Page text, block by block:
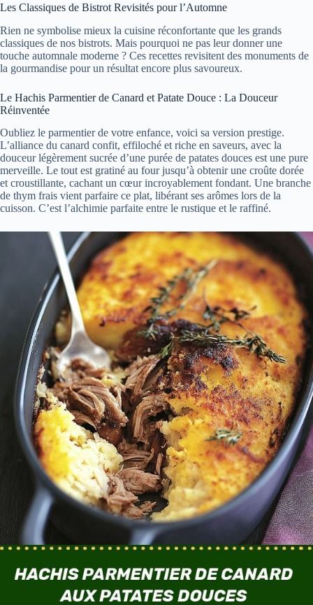
Les Classiques de Bistrot Revisités pour l’Automne
Rien ne symbolise mieux la cuisine réconfortante que les grands
classiques de nos bistrots. Mais pourquoi ne pas leur donner une
touche automnale moderne ? Ces recettes revisitent des monuments de
la gourmandise pour un résultat encore plus savoureux.
Le Hachis Parmentier de Canard et Patate Douce : La Douceur
Réinventée
Oubliez le parmentier de votre enfance, voici sa version prestige.
L’alliance du canard confit, effiloché et riche en saveurs, avec la
douceur légèrement sucrée d’une purée de patates douces est une pure
merveille. Le tout est gratiné au four jusqu’à obtenir une croûte dorée
et croustillante, cachant un cœur incroyablement fondant. Une branche
de thym frais vient parfaire ce plat, libérant ses arômes lors de la
cuisson. C’est l’alchimie parfaite entre le rustique et le raffiné.